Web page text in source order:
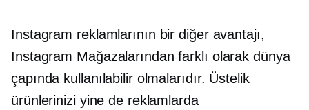
Instagram reklamlarının bir diğer avantajı,
Instagram Mağazalarından farklı olarak dünya
çapında kullanılabilir olmalarıdır. Üstelik
ürünlerinizi yine de reklamlarda